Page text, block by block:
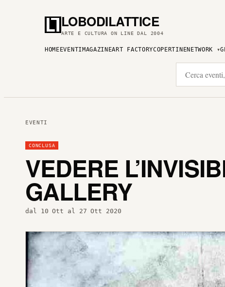
LOBODILATTICE
ARTE E CULTURA ON LINE DAL 2004
HOME EVENTI MAGAZINEART FACTORYCOPERTINENETWORK
EVENTI
CONCLUSA
VEDERE
GALLERY
dal 10 Ott al 27 Ott 2020